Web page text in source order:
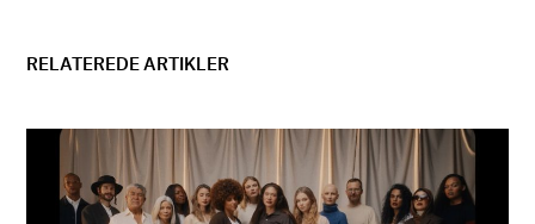
RELATEREDE ARTIKLER